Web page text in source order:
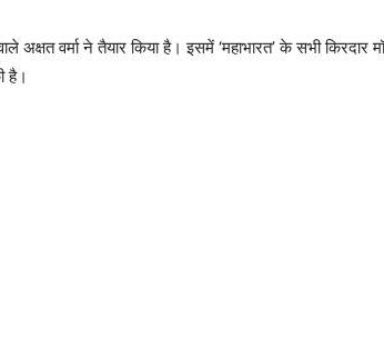
अक्षत वर्मा ने‍ तैयार किया है। इसमें ‘महाभारत’ के सभी किरदार
है।